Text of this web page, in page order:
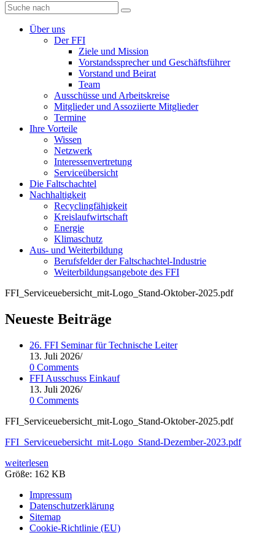
Diese
Website
durchsuchen
Über uns
Der FFI
Ziele und Mission
Vorstandssprecher und Geschäftsführer
Vorstand und Beirat
Team
Ausschüsse und Arbeitskreise
Mitglieder und Assoziierte Mitglieder
Termine
Ihre Vorteile
Wissen
Netzwerk
Interessenvertretung
Serviceübersicht
Die Faltschachtel
Nachhaltigkeit
Recyclingfähigkeit
Kreislaufwirtschaft
Energie
Klimaschutz
Aus- und Weiterbildung
Berufsfelder der Faltschachtel-Industrie
Weiterbildungsangebote des FFI
FFI_Serviceuebersicht_mit-Logo_Stand-Oktober-2025.pdf
Neueste Beiträge
26. FFI Seminar für Technische Leiter
13. Juli 2026/
0 Comments
FFI Ausschuss Einkauf
13. Juli 2026/
0 Comments
FFI_Serviceuebersicht_mit-Logo_Stand-Oktober-2025.pdf
FFI_Serviceuebersicht_mit-Logo_Stand-Dezember-2023.pdf
weiterlesen
Grö­ße: 162 KB
Impressum
Datenschutzerklärung
Sitemap
Cookie-Richtlinie (EU)